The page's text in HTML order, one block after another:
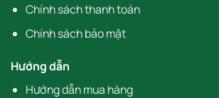
Chính sách thanh toán
Chính sách bảo mật
Hướng dẫn
Hướng dẫn mua hàng